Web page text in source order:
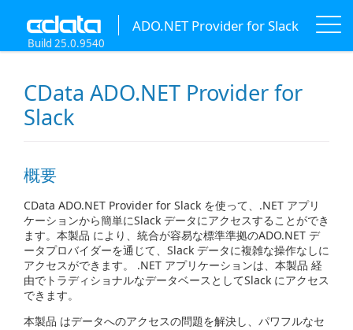
ADO.NET Provider for Slack
Build 25.0.9540
CData ADO.NET Provider for
Slack
概要
CData ADO.NET Provider for Slack を使って、.NET アプリ
ケーションから簡単にSlack データにアクセスすることができ
ます。本製品 により、統合が容易な標準準拠のADO.NET デ
ータプロバイダーを通じて、Slack データに複雑な操作なしに
アクセスができます。 .NET アプリケーションは、本製品 経
由でトラディショナルなデータベースとしてSlack にアクセス
できます。
本製品 はデータへのアクセスの問題を解決し、パワフルなセ